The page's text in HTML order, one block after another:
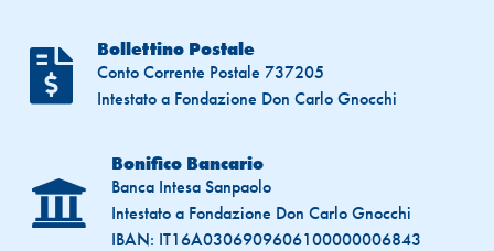
 Bollettino Postale
Conto Corrente Postale 737205
Intestato a Fondazione Don Carlo Gnocchi

Bonifico Bancario
Banca Intesa Sanpaolo
Intestato a Fondazione Don Carlo Gnocchi
IBAN: IT16A0306909606100000006843